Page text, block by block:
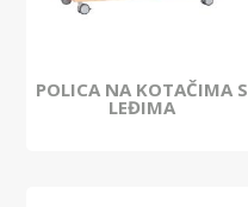
POLICA NA KOTAČIMA S
LEĐIMA